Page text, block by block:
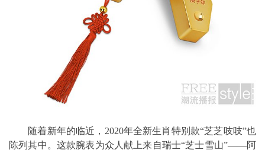
随着新年的临近，2020年全新生肖特别款“芝芝吱吱”也
陈列其中。这款腕表为众人献上来自瑞士“芝士雪山”——阿